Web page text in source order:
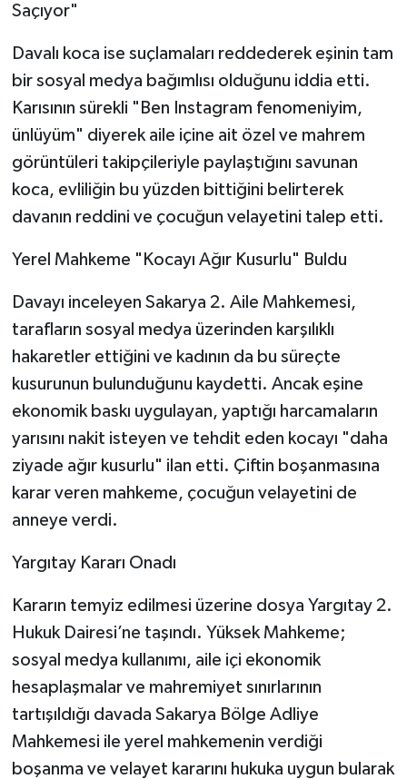
Saçıyor"
Davalı koca ise suçlamaları reddederek eşinin tam
bir sosyal medya bağımlısı olduğunu iddia etti.
Karısının sürekli "Ben Instagram fenomeniyim,
ünlüyüm" diyerek aile içine ait özel ve mahrem
görüntüleri takipçileriyle paylaştığını savunan
koca, evliliğin bu yüzden bittiğini belirterek
davanın reddini ve çocuğun velayetini talep etti.
Yerel Mahkeme "Kocayı Ağır Kusurlu" Buldu
Davayı inceleyen Sakarya 2. Aile Mahkemesi,
tarafların sosyal medya üzerinden karşılıklı
hakaretler ettiğini ve kadının da bu süreçte
kusurunun bulunduğunu kaydetti. Ancak eşine
ekonomik baskı uygulayan, yaptığı harcamaların
yarısını nakit isteyen ve tehdit eden kocayı "daha
ziyade ağır kusurlu" ilan etti. Çiftin boşanmasına
karar veren mahkeme, çocuğun velayetini de
anneye verdi.
Yargıtay Kararı Onadı
Kararın temyiz edilmesi üzerine dosya Yargıtay 2.
Hukuk Dairesi’ne taşındı. Yüksek Mahkeme;
sosyal medya kullanımı, aile içi ekonomik
hesaplaşmalar ve mahremiyet sınırlarının
tartışıldığı davada Sakarya Bölge Adliye
Mahkemesi ile yerel mahkemenin verdiği
boşanma ve velayet kararını hukuka uygun bularak